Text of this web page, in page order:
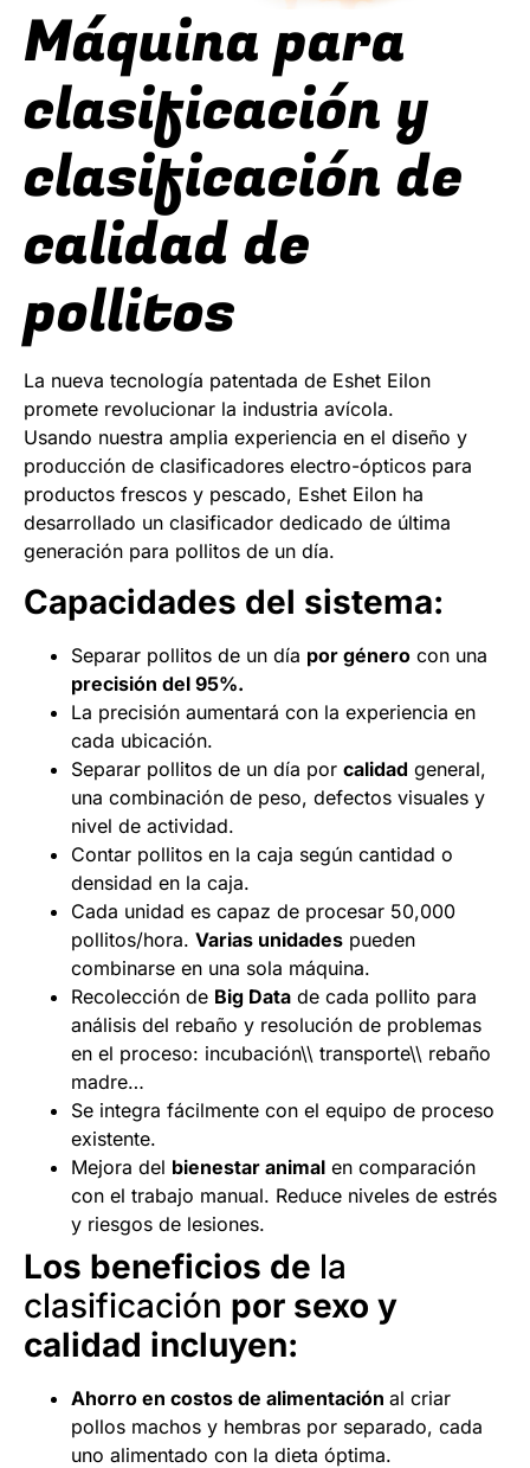
Máquina para
clasificación y
clasificación de
calidad de
pollitos
La nueva tecnología patentada de Eshet Eilon
promete revolucionar la industria avícola.
Usando nuestra amplia experiencia en el diseño y
producción de clasificadores electro-ópticos para
productos frescos y pescado, Eshet Eilon ha
desarrollado un clasificador dedicado de última
generación para pollitos de un día.
Capacidades del sistema:
Separar pollitos de un día por género con una
precisión del 95%.
La precisión aumentará con la experiencia en
cada ubicación.
Separar pollitos de un día por calidad general,
una combinación de peso, defectos visuales y
nivel de actividad.
Contar pollitos en la caja según cantidad o
densidad en la caja.
Cada unidad es capaz de procesar 50,000
pollitos/hora. Varias unidades pueden
combinarse en una sola máquina.
Recolección de Big Data de cada pollito para
análisis del rebaño y resolución de problemas
en el proceso: incubación\\ transporte\\ rebaño
madre…
Se integra fácilmente con el equipo de proceso
existente.
Mejora del bienestar animal en comparación
con el trabajo manual. Reduce niveles de estrés
y riesgos de lesiones.
Los beneficios de la
clasificación por sexo y
calidad incluyen:
Ahorro en costos de alimentación al criar
pollos machos y hembras por separado, cada
uno alimentado con la dieta óptima.